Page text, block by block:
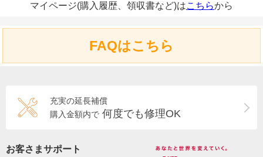
マイページ(購入履歴、領収書など)はこちらから
FAQはこちら
充実の延長補償
購入金額内で 何度でも修理OK
お客さまサポート